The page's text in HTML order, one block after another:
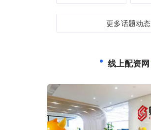
更多话题动态
线上配资网